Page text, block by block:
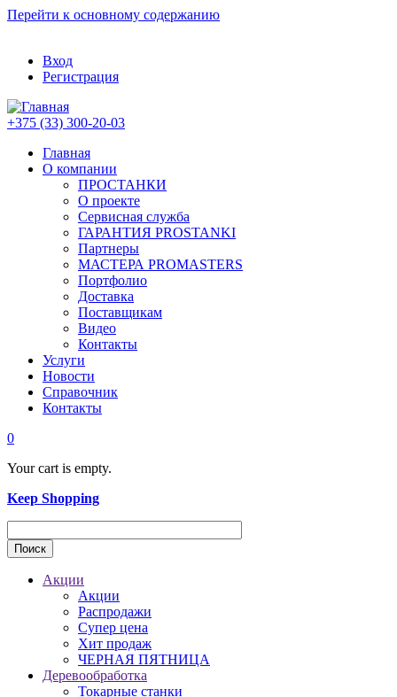
Перейти к основному содержанию
Вход
Регистрация
+375 (33) 300-20-03
Главная
О компании
ПРОСТАНКИ
О проекте
Сервисная служба
ГАРАНТИЯ PROSTANKI
Партнеры
МАСТЕРА PROMASTERS
Портфолио
Доставка
Поставщикам
Видео
Контакты
Услуги
Новости
Справочник
Контакты
0
Your cart is empty.
Keep Shopping
Акции
Акции
Распродажи
Супер цена
Хит продаж
ЧЕРНАЯ ПЯТНИЦА
Деревообработка
Токарные станки